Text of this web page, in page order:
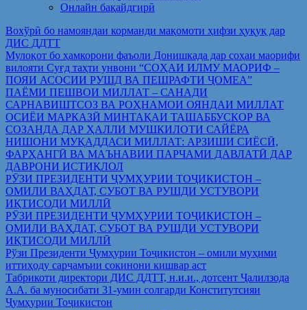
Онлайн бақайдгирӣ
Вохўрӣ бо намояндаи корманди мақомоти ҳифзи ҳуқуқ дар
ДИС ДДТТ
Мулоқот бо ҳамкорони фаъоли Донишкада дар соҳаи маорифи
вилояти Суғд таҳти унвони “СОҲАИ ИЛМУ МАОРИФ –
ПОЯИ АСОСИИ РУШД ВА ПЕШРАФТИ ҶОМЕА”
ПАЁМИ ПЕШВОИ МИЛЛАТ – САНАДИ
САРНАВИШТСОЗ ВА РОҲНАМОИ ОЯНДАИ МИЛЛАТ
ОСИЁИ МАРКАЗӢ МИНТАҚАИ ТАШАББУСКОР ВА
СОЗАНДА ДАР ҲАЛЛИ МУШКИЛОТИ САЙЁРА
НИШОНИ МУҚАДДАСИ МИЛЛАТ: АРЗИШИ СИЁСӢ,
ФАРҲАНГӢ ВА МАЪНАВИИ ПАРЧАМИ ДАВЛАТӢ ДАР
ДАВРОНИ ИСТИҚЛОЛ
РӮЗИ ПРЕЗИДЕНТИ ҶУМҲУРИИ ТОҶИКИСТОН –
ОМИЛИ ВАҲДАТ, СУБОТ ВА РУШДИ УСТУВОРИ
ИҚТИСОДИ МИЛЛӢ
РӮЗИ ПРЕЗИДЕНТИ ҶУМҲУРИИ ТОҶИКИСТОН –
ОМИЛИ ВАҲДАТ, СУБОТ ВА РУШДИ УСТУВОРИ
ИҚТИСОДИ МИЛЛӢ
Рўзи Президенти Ҷумҳурии Тоҷикистон – омили муҳими
иттиҳоду сарҷамъии сокинони кишвар аст
Табрикоти директори ДИС ДДТТ, н.и.и., дотсент Ҷалилзода
А.А. ба муносибати 31-умин солгарди Конститутсияи
Ҷумҳурии Тоҷикистон